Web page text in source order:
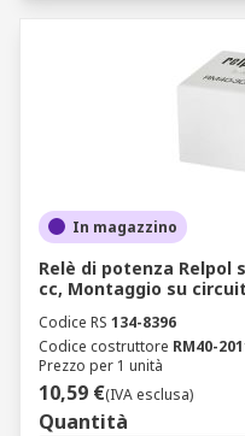
In magazzino
Relè di potenza Relpol
cc, Montaggio su
Codice RS 134-8396
Codice costruttore RM40-
Prezzo per 1 unità
10,59 €(IVA esclusa)
Quantità